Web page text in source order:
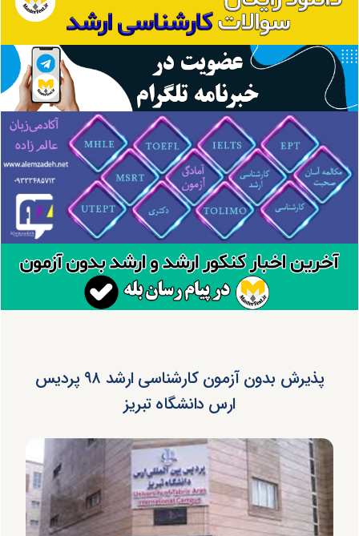
پذیرش بدون آزمون کارشناسی ارشد ۹۸ پردیس
ارس دانشگاه تبریز